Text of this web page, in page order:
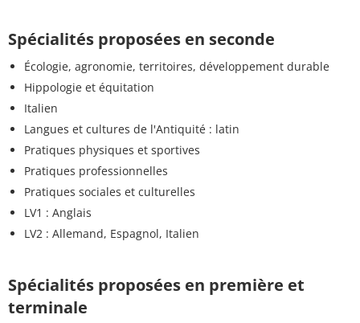
Spécialités proposées en seconde
Écologie, agronomie, territoires, développement durable
Hippologie et équitation
Italien
Langues et cultures de l'Antiquité : latin
Pratiques physiques et sportives
Pratiques professionnelles
Pratiques sociales et culturelles
LV1 : Anglais
LV2 : Allemand, Espagnol, Italien
Spécialités proposées en première et
terminale